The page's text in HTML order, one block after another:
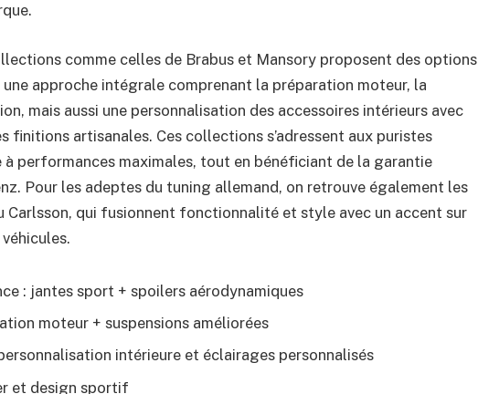
comme celles de Brabus et Mansory proposent des options
approche intégrale comprenant la préparation moteur, la
mais aussi une personnalisation des accessoires intérieurs avec
finitions artisanales. Ces collections s’adressent aux puristes
performances maximales, tout en bénéficiant de la garantie
Pour les adeptes du tuning allemand, on retrouve également les
Carlsson, qui fusionnent fonctionnalité et style avec un accent sur
: jantes sport + spoilers aérodynamiques
moteur + suspensions améliorées
intérieure et éclairages personnalisés
et design sportif